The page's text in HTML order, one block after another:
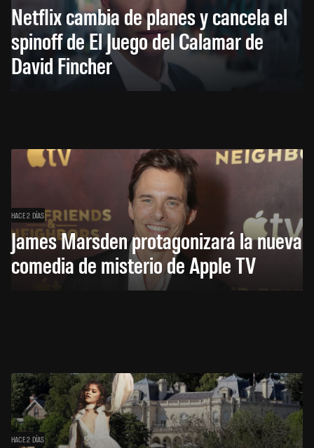
Netflix cambia de planes y cancela el
spinoff de El Juego del Calamar de
David Fincher
HACE 2 DÍAS
James Marsden protagonizará la nueva
comedia de misterio de Apple TV
HACE 2 DÍAS